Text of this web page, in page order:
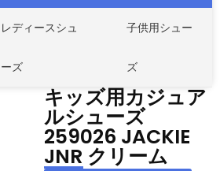
レディースシュ
ーズ
子供用シュー
ズ
キッズ用カジュア
ルシューズ
259026 JACKIE
JNR クリーム